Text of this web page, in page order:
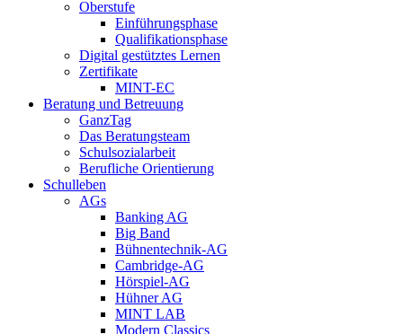
Oberstufe
Einführungsphase
Qualifikationsphase
Digital gestütztes Lernen
Zertifikate
MINT-EC
Beratung und Betreuung
GanzTag
Das Beratungsteam
Schulsozialarbeit
Berufliche Orientierung
Schulleben
AGs
Banking AG
Big Band
Bühnentechnik-AG
Cambridge-AG
Hörspiel-AG
Hühner AG
MINT LAB
Modern Classics